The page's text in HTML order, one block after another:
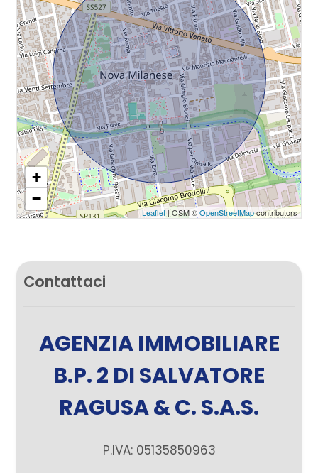
+
−
Leaflet| OSM ©OpenStreetMapcontributors
Contattaci
AGENZIA IMMOBILIARE
B.P. 2 DI SALVATORE
RAGUSA & C. S.A.S.
P.IVA: 05135850963